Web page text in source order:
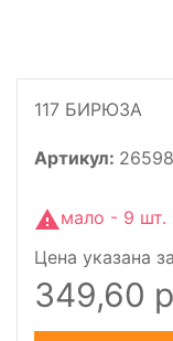
117 БИРЮЗА
Артикул:
Цена указана
мало - 9 шт.
349,60